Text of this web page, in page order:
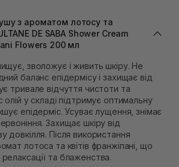
вул. Степана Бандери 45
вул. Кулика і Гудачека 23 (ТЦ
з ароматом лотосу та
DE SABA Shower Cream
Flowers 200 мл
зволожує і живить шкіру. Не
баланс епідермісу і захищає від
тривале відчуття чистоти та
олій у складі підтримує оптимальну
епідерміс. Усуває лущення, знімає
Захищає шкіру від
довкілля. Після використання
лотоса та квітів франжіпані, що
та блаженства.